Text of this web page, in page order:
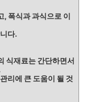
, 폭식과 과식으로 이
다.
식재료는 간단하면서
리에 큰 도움이 될 것